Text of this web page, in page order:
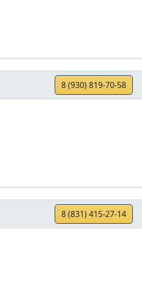
8 (930) 819-70-58
8 (831) 415-27-14